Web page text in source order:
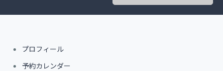
プロフィール
予約カレンダー